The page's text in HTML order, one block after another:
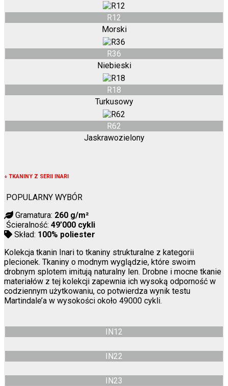
R12
Morski
R36
Niebieski
R18
Turkusowy
R62
Jaskrawozielony
↓ TKANINY Z SERII INARI
POPULARNY WYBÓR
Gramatura: 260 g/m²
Ścieralność: 49’000 cykli
Skład: 100% poliester
Kolekcja tkanin Inari to tkaniny strukturalne z kategorii
plecionek. Tkaniny o modnym wyglądzie, które swoim
drobnym splotem imitują naturalny len. Drobne i mocne tkanie
materiałów z tej kolekcji zapewnia ich wysoką odporność w
codziennym użytkowaniu, co potwierdza wynik testu
Martindale’a w wysokości około 49000 cykli.
IN12
IN22
IN23